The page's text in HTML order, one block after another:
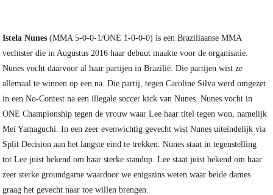
Istela Nunes (MMA 5-0-0-1/ONE 1-0-0-0) is een Braziliaanse MMA
vechtster die in Augustus 2016 haar debuut maakte voor de organisatie.
Nunes vocht daarvoor al haar partijen in Brazilië. Die partijen wist ze
allemaal te winnen op een na. Die partij, tegen Caroline Silva werd omgezet
in een No-Contest na een illegale soccer kick van Nunes. Nunes vocht in
ONE Championship tegen de vrouw waar Lee haar titel tegen won, namelijk
Mei Yamaguchi. In een zeer evenwichtig gevecht wist Nunes uiteindelijk via
Split Decision aan het langste eind te trekken. Nunes staat in tegenstelling
tot Lee juist bekend om haar sterke standup. Lee staat juist bekend om haar
zeer sterke groundgame waardoor we enigszins weten waar beide dames
graag het gevecht naar toe willen brengen.